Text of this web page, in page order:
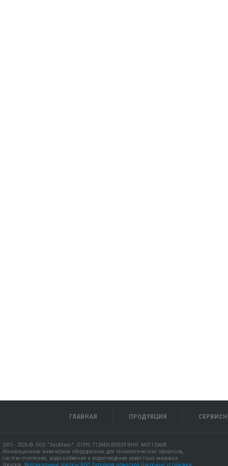
ГЛАВНАЯ ПРОДУКЦИЯ
2015 - 2026 © ООО "ЭкоМакс". ОГРН: 1124401003539 ИНН: 4401133608
Инновационное инженерное оборудование для технологических процессов,
систем отопления, водоснабжения и водоотведения известных мировых